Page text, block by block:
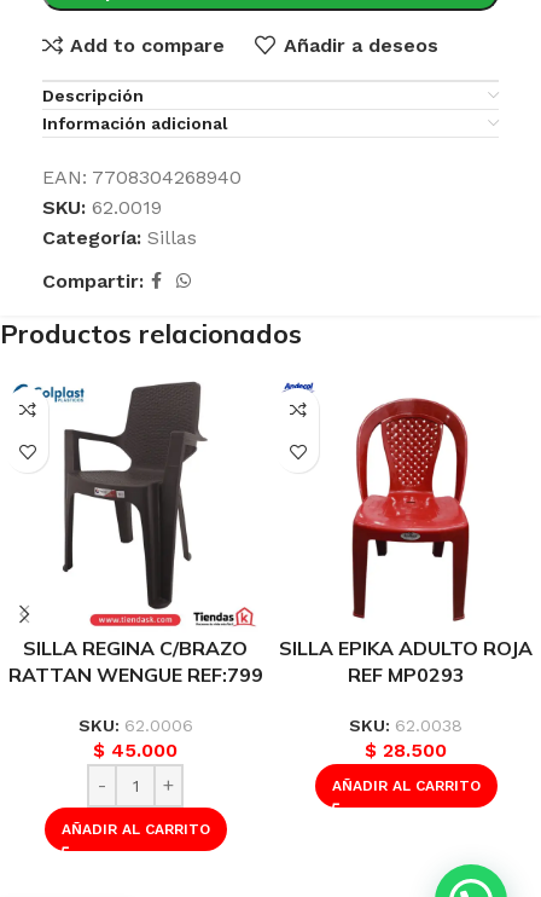
Add to compare Añadir a deseos
Descripción
Información adicional
EAN: 7708304268940
SKU: 62.0019
Categoría: Sillas
Compartir:
Productos relacionados
SILLA REGINA C/BRAZO
RATTAN WENGUE REF:799
SKU: 62.0006
$ 45.000
AÑADIR AL CARRITO
SILLA EPIKA ADULTO ROJA
REF MP0293
SKU: 62.0038
$ 28.500
AÑADIR AL CARRITO